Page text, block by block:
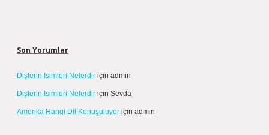
Son Yorumlar
Dişlerin Isimleri Nelerdir için admin
Dişlerin Isimleri Nelerdir için Sevda
Amerika Hangi Dil Konuşuluyor için admin